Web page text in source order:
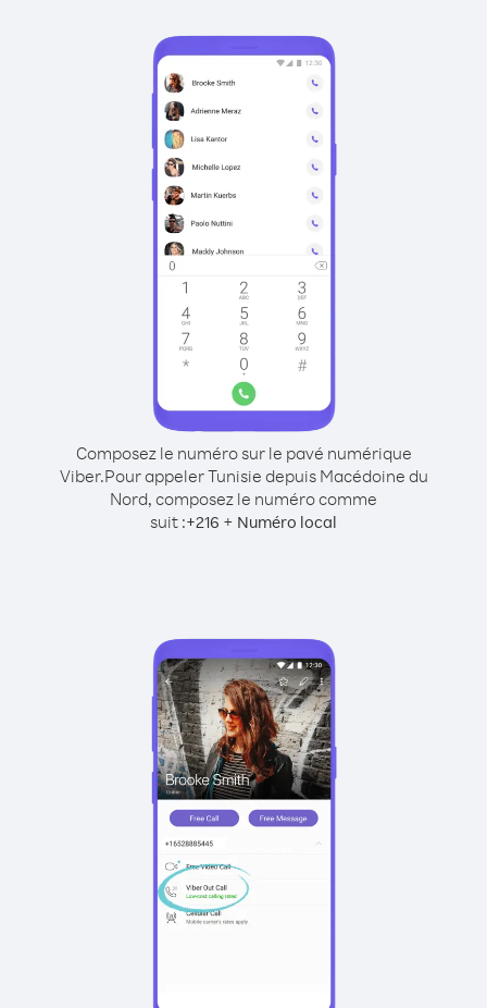
Composez le numéro sur le pavé numérique
Viber.Pour appeler Tunisie depuis Macédoine du
Nord, composez le numéro comme
suit :+216 + Numéro local